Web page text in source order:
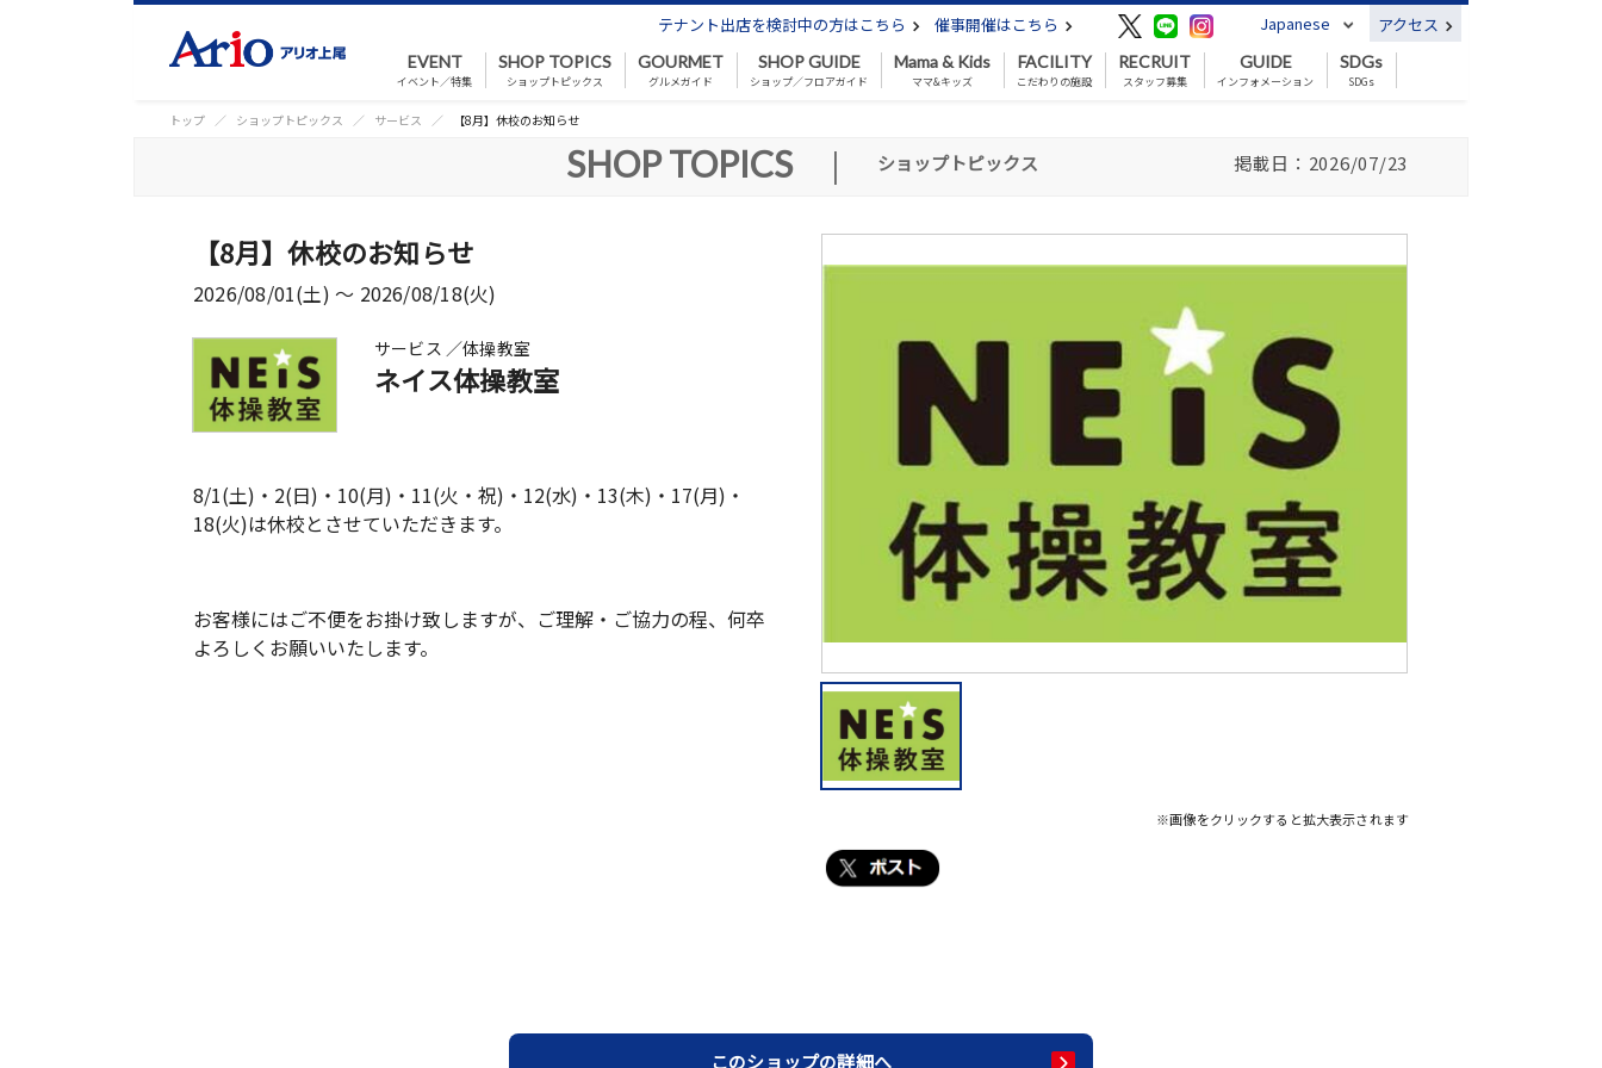
テナント出店を検討中の方はこちら 催事開催はこちら Japanese アクセス
EVENT
イベント／特集
SHOP TOPICS
ショップトピックス
GOURMET
グルメガイド
SHOP GUIDE
ショップ／フロアガイド
Mama & Kids
ママ&キッズ
FACILITY
こだわりの施設
RECRUIT
スタッフ募集
GUIDE
インフォメーション
SDGs
SDGs
トップ ショップトピックス サービス 【8月】休校のお知らせ
SHOP TOPICS | ショップトピックス 掲載日：2026/07/23
【8月】休校のお知らせ
2026/08/01(土) 〜 2026/08/18(火)
※画像をクリックすると拡大表示されます
サービス ／体操教室
ネイス体操教室
8/1(土)・2(日)・10(月)・11(火・祝)・12(水)・13(木)・17(月)・
18(火)は休校とさせていただきます。
お客様にはご不便をお掛け致しますが、ご理解・ご協力の程、何卒
よろしくお願いいたします。
このショップの詳細へ